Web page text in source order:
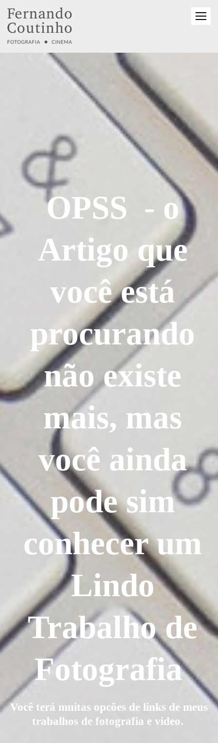
OPSS - o
Artigo que
você está
procurando
não existe
mais, mas
você ainda
pode sim
conhecer um
Lindo
Trabalho de
Fotografia
Você terá muitas opcões de links de meus
trabalhos de fotografia e video.